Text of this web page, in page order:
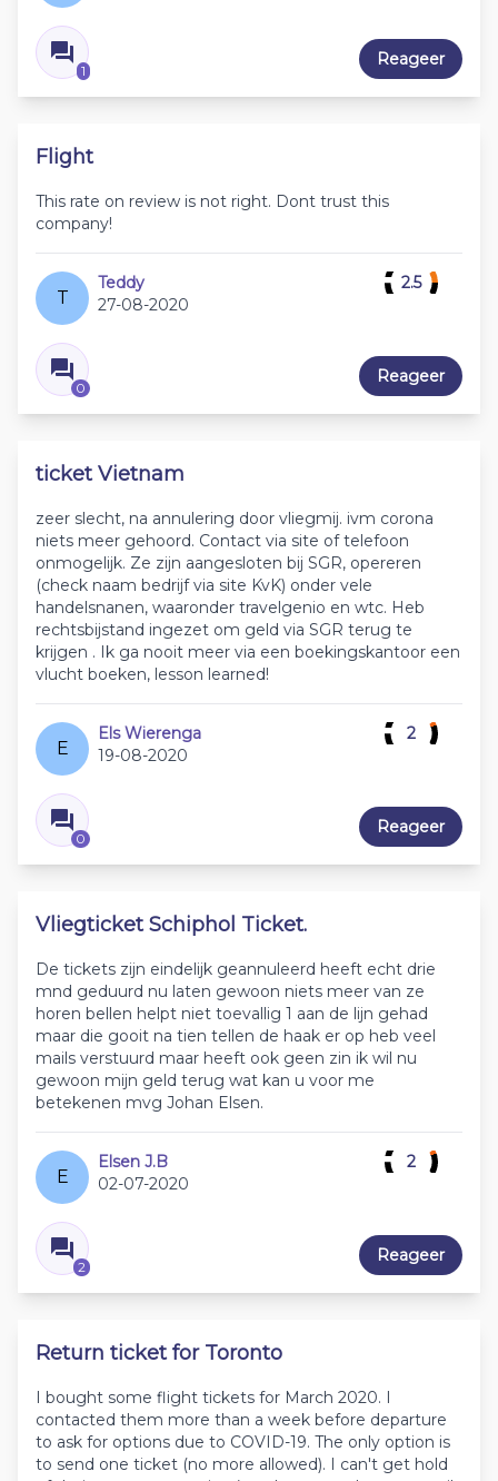
1
Reageer
Flight
This rate on review is not right. Dont trust this
company!
T
Teddy
27-08-2020
0
2.5
Reageer
ticket Vietnam
zeer slecht, na annulering door vliegmij. ivm corona
niets meer gehoord. Contact via site of telefoon
onmogelijk. Ze zijn aangesloten bij SGR, opereren
(check naam bedrijf via site KvK) onder vele
handelsnanen, waaronder travelgenio en wtc. Heb
rechtsbijstand ingezet om geld via SGR terug te
krijgen . Ik ga nooit meer via een boekingskantoor een
vlucht boeken, lesson learned!
E
Els Wierenga
19-08-2020
0
2
Reageer
Vliegticket Schiphol Ticket.
De tickets zijn eindelijk geannuleerd heeft echt drie
mnd geduurd nu laten gewoon niets meer van ze
horen bellen helpt niet toevallig 1 aan de lijn gehad
maar die gooit na tien tellen de haak er op heb veel
mails verstuurd maar heeft ook geen zin ik wil nu
gewoon mijn geld terug wat kan u voor me
betekenen mvg Johan Elsen.
E
Elsen J.B
02-07-2020
2
2
Reageer
Return ticket for Toronto
I bought some flight tickets for March 2020. I
contacted them more than a week before departure
to ask for options due to COVID-19. The only option is
to send one ticket (no more allowed). I can't get hold